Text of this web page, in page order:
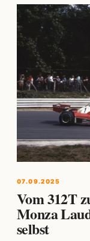
07.09.2025
Vom 312T
Monza
selbst